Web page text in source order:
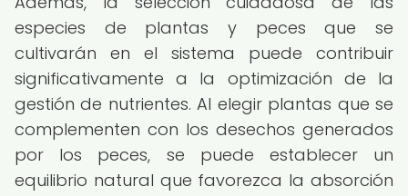
especies de plantas y peces que se
cultivarán en el sistema puede contribuir
significativamente a la optimización de la
gestión de nutrientes. Al elegir plantas que se
complementen con los desechos generados
por los peces, se puede establecer un
equilibrio natural que favorezca la absorción